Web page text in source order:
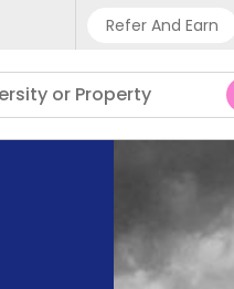
Refer And Earn
or Property